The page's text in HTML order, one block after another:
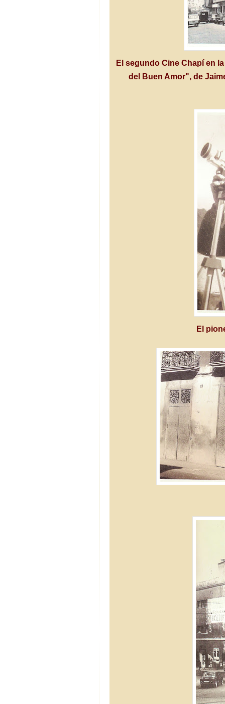
El segundo Cine Chapí en
del Buen Amor", de
El